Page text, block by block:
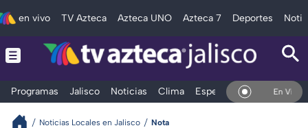
en vivo TV Azteca Azteca UNO Azteca 7 Deportes
Programas Jalisco Noticias Clima Espectáculos Deportes
En Vivo
Noticias Locales en Jalisco Nota